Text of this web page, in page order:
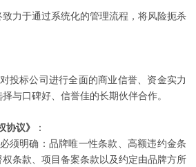
力于通过系统化的管理流程，将风险扼杀
标公司进行全面的商业信誉、资金实力
与口碑好、信誉佳的长期伙伴合作。
议》
：
明确：品牌唯一性条款、高额违约金条
条款、项目备案条款以及约定由品牌方所